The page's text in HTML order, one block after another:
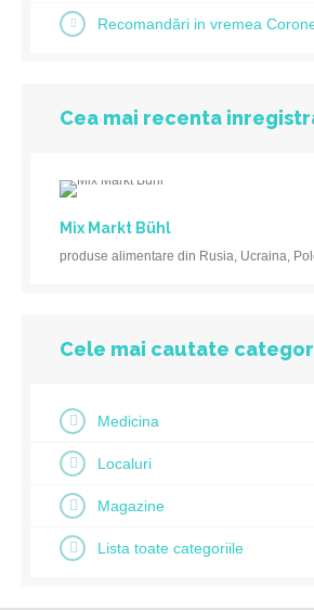
Recomandări in vremea
Cea mai recenta
Mix Markt Bühl
produse alimentare din Rusia, Ucraina,
Cele mai cautate
Medicina
Localuri
Magazine
Lista toate categoriile